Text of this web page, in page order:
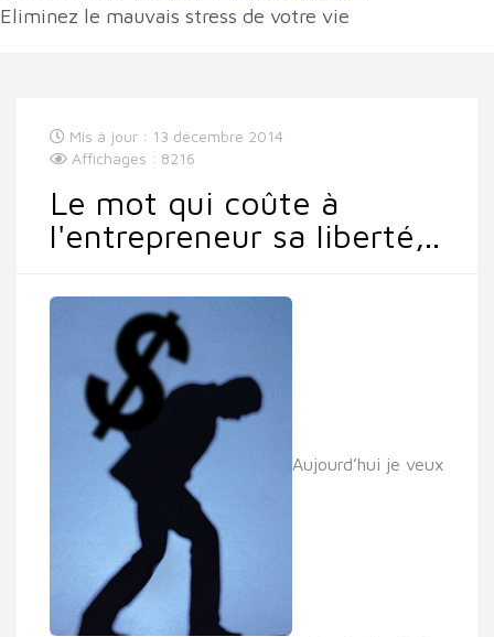
Eliminez le mauvais stress de votre vie
Mis à jour : 13 décembre 2014
Affichages : 8216
Le mot qui coûte à
l'entrepreneur sa liberté,..
Aujourd’hui je veux